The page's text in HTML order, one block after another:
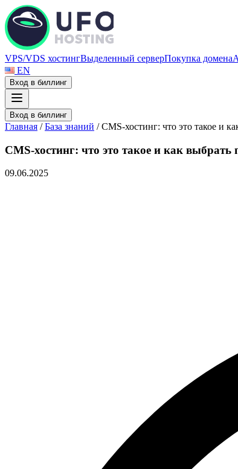
VPS/VDS хостингВыделенный серверПокупка домена
EN
Вход в биллинг
Вход в биллинг
Главная / База знаний / CMS-хостинг: что это такое и
CMS-хостинг: что это такое и как выбрать
09.06.2025